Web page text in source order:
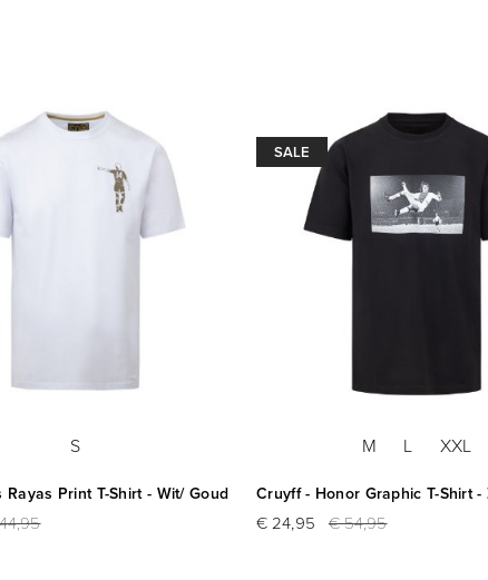
S
Rayas Print T-Shirt - Wit/ Goud
SALE
M L XXL
Cruyff - Honor Graphic T-Shirt -
€ 24,95 € 54,95